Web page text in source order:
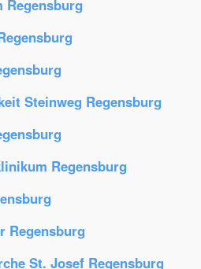
Regensburg
Steinweg Regensburg
Regensburg
Regensburg
St. Josef Regensburg